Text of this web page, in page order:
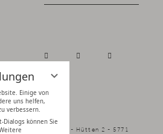
Einige von
uns helfen,
verbessern.
Dialogs können Sie
- Familie Schmuck - Hütten 2 - 5771